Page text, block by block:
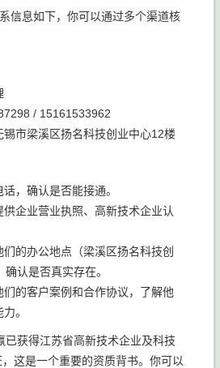
信息如下，你可以通过多个渠道核
/ 15161533962
锡市梁溪区扬名科技创业中心12楼
，确认是否能接通。
企业营业执照、高新技术企业认
的办公地点（梁溪区扬名科技创
认是否真实存在。
们的客户案例和合作协议，了解他
。
已获得江苏省高新技术企业及科技
这是一个重要的资质背书。你可以